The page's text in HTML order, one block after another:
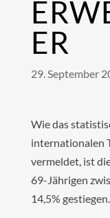
ER
29. September
Wie das
internationalen
vermeldet, ist
69-Jährigen
14,5% gestiegen.